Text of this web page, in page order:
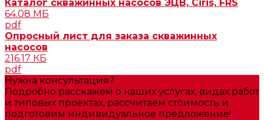
Каталог скважинных насосов ЭЦВ, Ciris, FRS
64.08 МБ
pdf
Опросный лист для заказа скважинных
насосов
216.17 КБ
pdf
Нужна консультация?
Подробно расскажем о наших услугах, видах работ
и типовых проектах, рассчитаем стоимость и
подготовим индивидуальное предложение!